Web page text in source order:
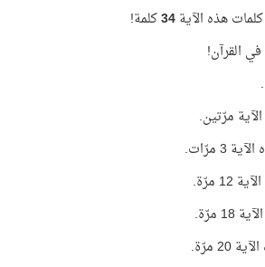
هذه الآية34كلمة!
مرّتين.
مرّات.
مرّة.
مرّة.
مرّة.